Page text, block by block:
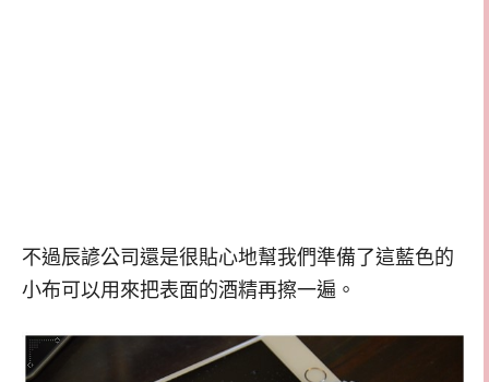
不過辰諺公司還是很貼心地幫我們準備了這藍色的
小布可以用來把表面的酒精再擦一遍。